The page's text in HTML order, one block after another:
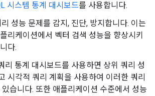
시스템 통계 대시보드를 사용합니다.
리 성능 문제를 감지, 진단, 방지합니다. 이는
리케이션에서 벡터 검색 성능을 향상시키
다.
리 통계 대시보드를 사용하면 상위 쿼리 성
시각적 쿼리 계획을 사용하여 이러한 쿼리
습니다. 또한 애플리케이션 수준에서 성능